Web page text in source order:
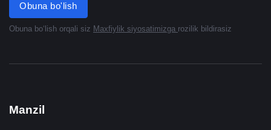
Obuna bo'lish
Obuna boʻlish orqali siz Maxfiylik siyosatimizga rozilik bildirasiz
Manzil